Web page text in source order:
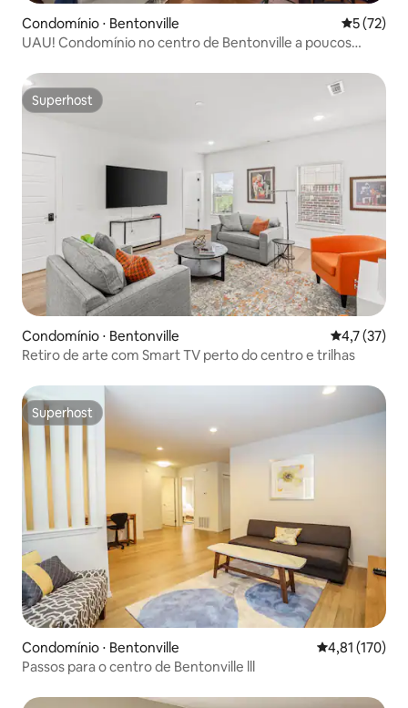
Condomínio ⋅ Bentonville 5 de uma
5 (72)
UAU! Condomínio no centro de Bentonville a poucos
Superhost
Superhost
Condomínio ⋅ Bentonville 4,7 de uma
4,7 (37)
Retiro de arte com Smart TV perto do centro e trilhas
Superhost
Superhost
Condomínio ⋅ Bentonville 4,81 de uma
4,81 (170)
Passos para o centro de Bentonville lll